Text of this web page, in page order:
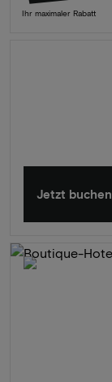
Ihr maximaler Rabatt
Jetzt buchen